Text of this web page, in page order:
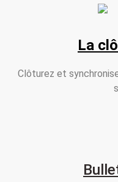
La
Clôturez et